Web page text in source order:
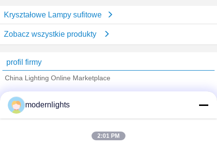
Kryształowe Lampy sufitowe
Zobacz wszystkie produkty
profil firmy
China Lighting Online Marketplace
Trust Seal
Verified Suplier
modernlights
2:01 PM